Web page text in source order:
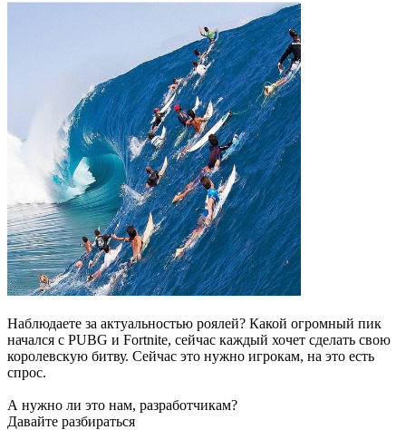
Наблюдаете за актуальностью роялей? Какой огромный пик
начался с PUBG и Fortnite, сейчас каждый хочет сделать свою
королевскую битву. Сейчас это нужно игрокам, на это есть
спрос.
А нужно ли это нам, разработчикам?
Давайте разбираться